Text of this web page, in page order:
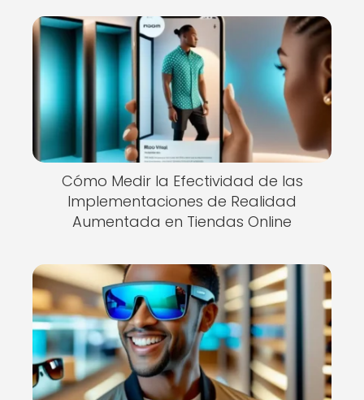
Cómo Medir la Efectividad de las
Implementaciones de Realidad
Aumentada en Tiendas Online